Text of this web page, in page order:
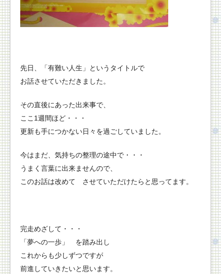
先日、「有難い人生」というタイトルで
お話させていただきました。
その直後にあった出来事で、
ここ1週間ほど・・・
更新も手につかない日々を過ごしていました。
今はまだ、気持ちの整理の途中で・・・
うまく言葉に出来ませんので、
このお話は改めて させていただけたらと思ってます。
完走めざして・・・
「夢への一歩」 を踏み出し
これからも少しずつですが
前進していきたいと思います。